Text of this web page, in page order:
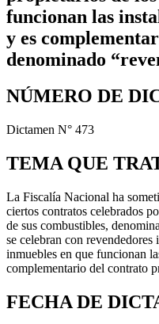
funcionan las
y es
denominado
NÚMERO DE
Dictamen N° 473
TEMA QUE
La Fiscalía Nacional ha
ciertos contratos celebrados
de sus combustibles,
se celebran con
inmuebles en que funcionan
complementario del contrato
FECHA DE